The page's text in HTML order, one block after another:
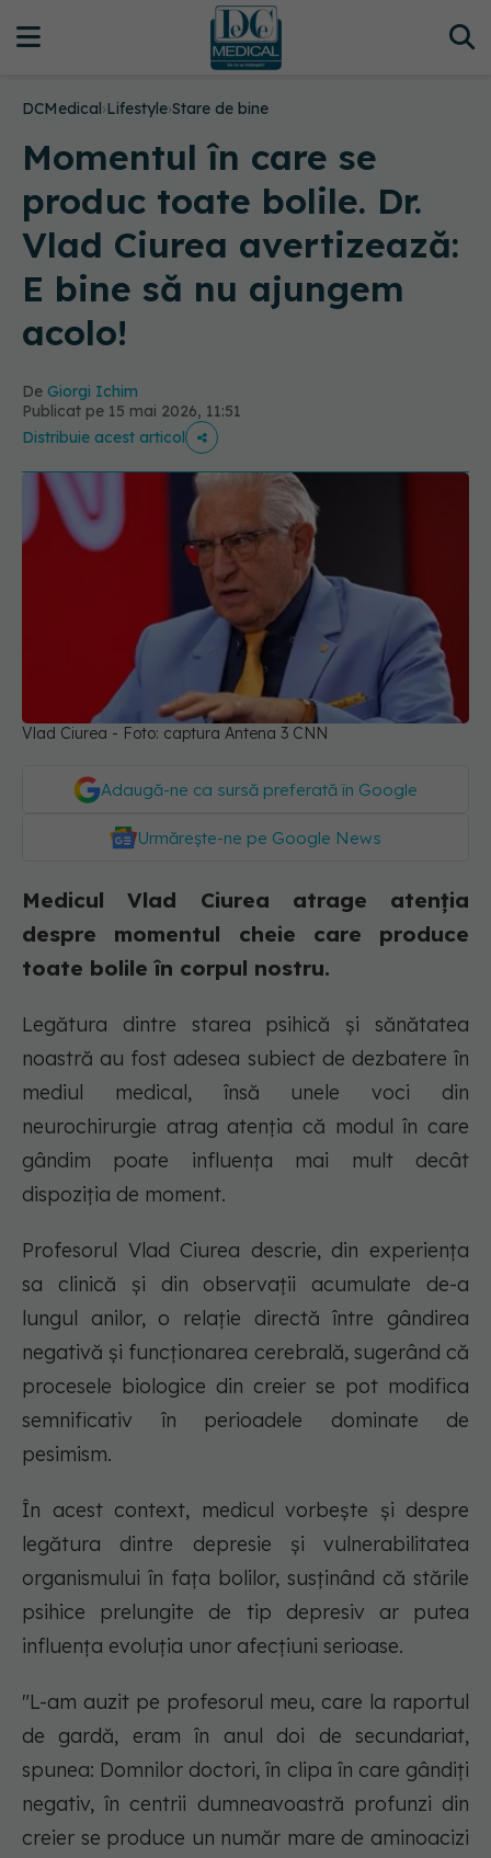
DCMedical›Lifestyle›Stare de bine
Momentul în care se
produc toate bolile. Dr.
Vlad Ciurea avertizează:
E bine să nu ajungem
acolo!
De Giorgi Ichim
Publicat pe 15 mai 2026, 11:51
Distribuie acest articol
Vlad Ciurea - Foto: captura Antena 3 CNN
Adaugă-ne ca sursă preferată în Google
Urmărește-ne pe Google News
Medicul Vlad Ciurea atrage atenția
despre momentul cheie care produce
toate bolile în corpul nostru.
Legătura dintre starea psihică și sănătatea
noastră au fost adesea subiect de dezbatere în
mediul medical, însă unele voci din
neurochirurgie atrag atenția că modul în care
gândim poate influența mai mult decât
dispoziția de moment.
Profesorul Vlad Ciurea descrie, din experiența
sa clinică și din observații acumulate de-a
lungul anilor, o relație directă între gândirea
negativă și funcționarea cerebrală, sugerând că
procesele biologice din creier se pot modifica
semnificativ în perioadele dominate de
pesimism.
În acest context, medicul vorbește și despre
legătura dintre depresie și vulnerabilitatea
organismului în fața bolilor, susținând că stările
psihice prelungite de tip depresiv ar putea
influența evoluția unor afecțiuni serioase.
"L-am auzit pe profesorul meu, care la raportul
de gardă, eram în anul doi de secundariat,
spunea: Domnilor doctori, în clipa în care gândiți
negativ, în centrii dumneavoastră profunzi din
creier se produce un număr mare de aminoacizi